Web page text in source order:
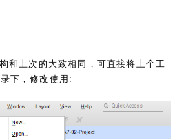
和上次的大致相同，可直接将上个工
下，修改使用: